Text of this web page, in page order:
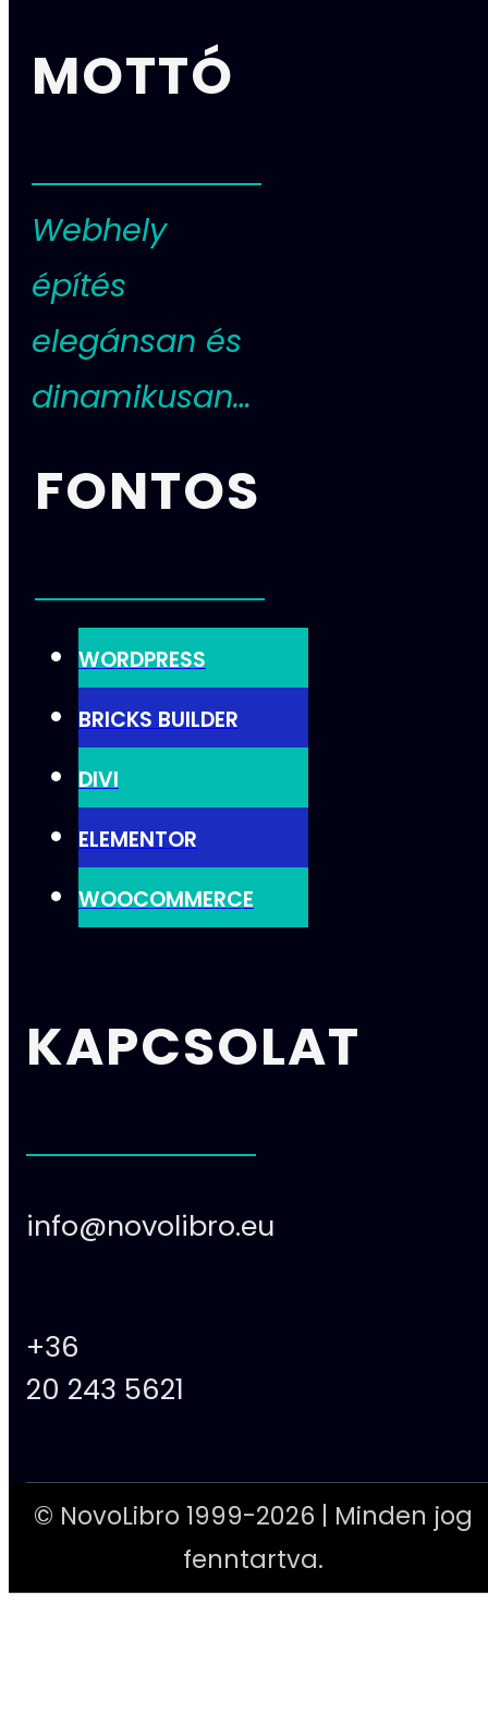
MOTTÓ
Webhely
építés
elegánsan és
dinamikusan…
FONTOS
WORDPRESS
BRICKS BUILDER
DIVI
ELEMENTOR
WOOCOMMERCE
KAPCSOLAT
info@novolibro.eu
+36
20 243 5621
© NovoLibro 1999-2026 | Minden jog
fenntartva.